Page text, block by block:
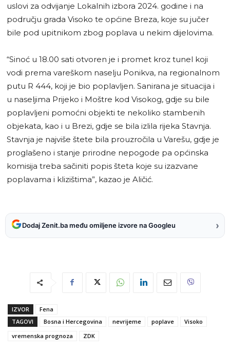
uslovi za odvijanje Lokalnih izbora 2024. godine i na
području grada Visoko te općine Breza, koje su jučer
bile pod upitnikom zbog poplava u nekim dijelovima.
“Sinoć u 18.00 sati otvoren je i promet kroz tunel koji
vodi prema vareškom naselju Ponikva, na regionalnom
putu R 444, koji je bio poplavljen. Sanirana je situacija i
u naseljima Prijeko i Moštre kod Visokog, gdje su bile
poplavljeni pomoćni objekti te nekoliko stambenih
objekata, kao i u Brezi, gdje se bila izlila rijeka Stavnja.
Stavnja je najviše štete bila prouzročila u Varešu, gdje je
proglašeno i stanje prirodne nepogode pa općinska
komisija treba sačiniti popis šteta koje su izazvane
poplavama i klizištima”, kazao je Aličić.
Dodaj Zenit.ba među omiljene izvore na Googleu ›
IZVOR
Fena
TAGOVI
Bosna i Hercegovina nevrijeme poplave
Visoko
vremenska prognoza
ZDK